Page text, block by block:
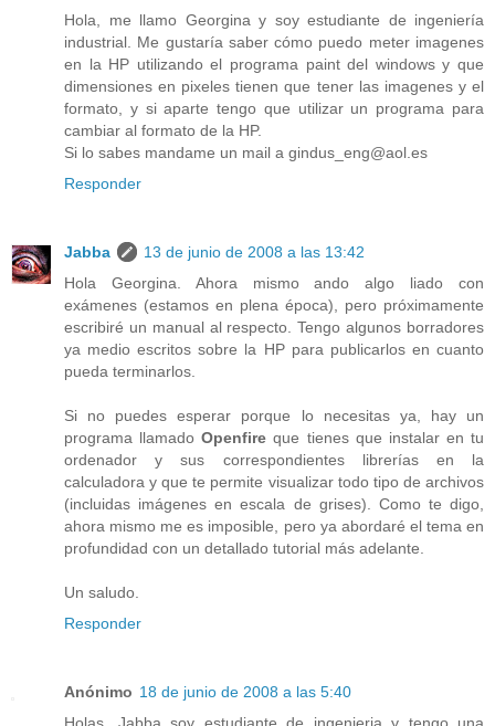
Hola, me llamo Georgina y soy estudiante de ingeniería
industrial. Me gustaría saber cómo puedo meter imagenes
en la HP utilizando el programa paint del windows y que
dimensiones en pixeles tienen que tener las imagenes y el
formato, y si aparte tengo que utilizar un programa para
cambiar al formato de la HP.
Si lo sabes mandame un mail a gindus_eng@aol.es
Responder
Jabba
13 de junio de 2008 a las 13:42
Hola Georgina. Ahora mismo ando algo liado con
exámenes (estamos en plena época), pero próximamente
escribiré un manual al respecto. Tengo algunos borradores
ya medio escritos sobre la HP para publicarlos en cuanto
pueda terminarlos.
Si no puedes esperar porque lo necesitas ya, hay un
programa llamadoOpenfire que tienes que instalar en tu
ordenador y sus correspondientes librerías en la
calculadora y que te permite visualizar todo tipo de archivos
(incluidas imágenes en escala de grises). Como te digo,
ahora mismo me es imposible, pero ya abordaré el tema en
profundidad con un detallado tutorial más adelante.
Un saludo.
Responder
Anónimo 18 de junio de 2008 a las 5:40